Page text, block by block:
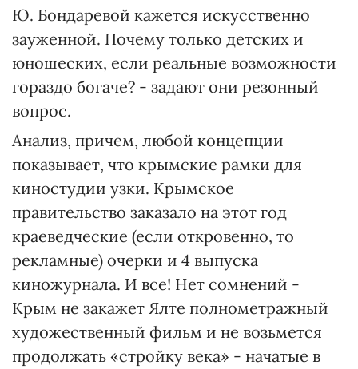
Ю. Бондаревой кажется искусственно
зауженной. Почему только детских и
юношеских, если реальные возможности
гораздо богаче? - задают они резонный
вопрос.
Анализ, причем, любой концепции
показывает, что крымские рамки для
киностудии узки. Крымское
правительство заказало на этот год
краеведческие (если откровенно, то
рекламные) очерки и 4 выпуска
киножурнала. И все! Нет сомнений -
Крым не закажет Ялте полнометражный
художественный фильм и не возьмется
продолжать «стройку века» - начатые в